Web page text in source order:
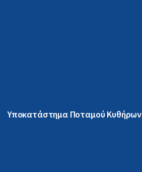
Υποκατάστημα Ποταμού Κυθήρων